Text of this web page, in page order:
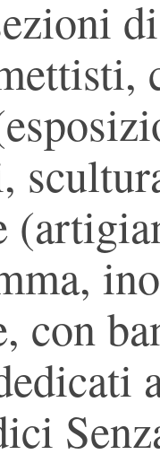
con